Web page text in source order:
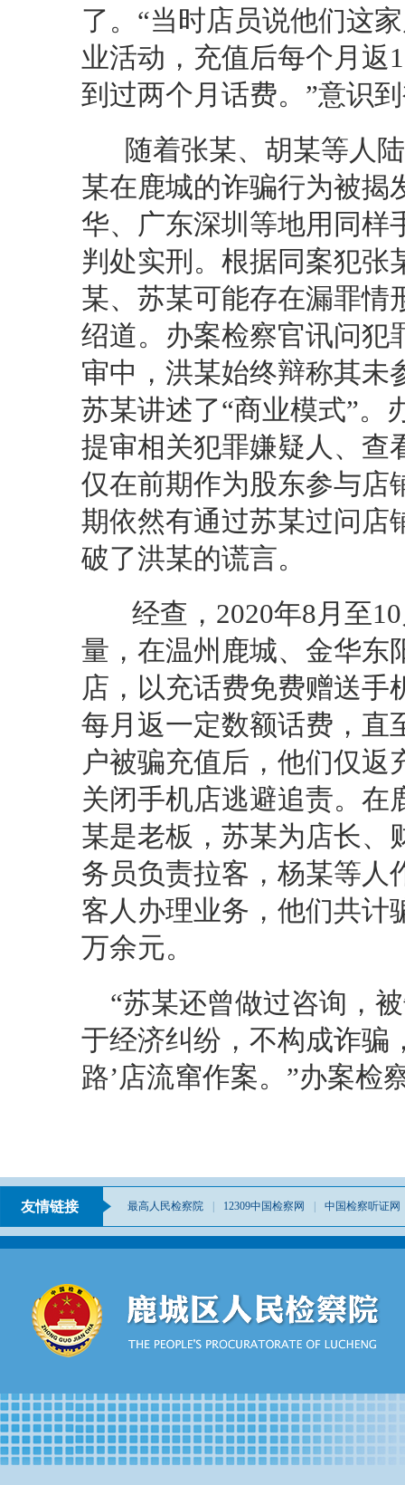
了。“当时店员说他们这
业活动，充值后每个月返
到过两个月话费。”意识
随着张某、胡某等人陆
某在鹿城的诈骗行为被揭
华、广东深圳等地用同样
判处实刑。根据同案犯张
某、苏某可能存在漏罪情
绍道。办案检察官讯问犯
审中，洪某始终辩称其未
苏某讲述了“商业模式”。
提审相关犯罪嫌疑人、查
仅在前期作为股东参与店
期依然有通过苏某过问店
破了洪某的谎言。
经查，2020年8月至10
量，在温州鹿城、金华东
店，以充话费免费赠送手
每月返一定数额话费，直
户被骗充值后，他们仅
关闭手机店逃避追责。在
某是老板，苏某为店长、
务员负责拉客，杨某等人
客人办理业务，他们共计
万余元。
“苏某还曾做过咨询，
于经济纠纷，不构成诈骗
路’店流窜作案。”办案检
友情链接 最高人民检察院 12309中国检察网 中国检察听证网